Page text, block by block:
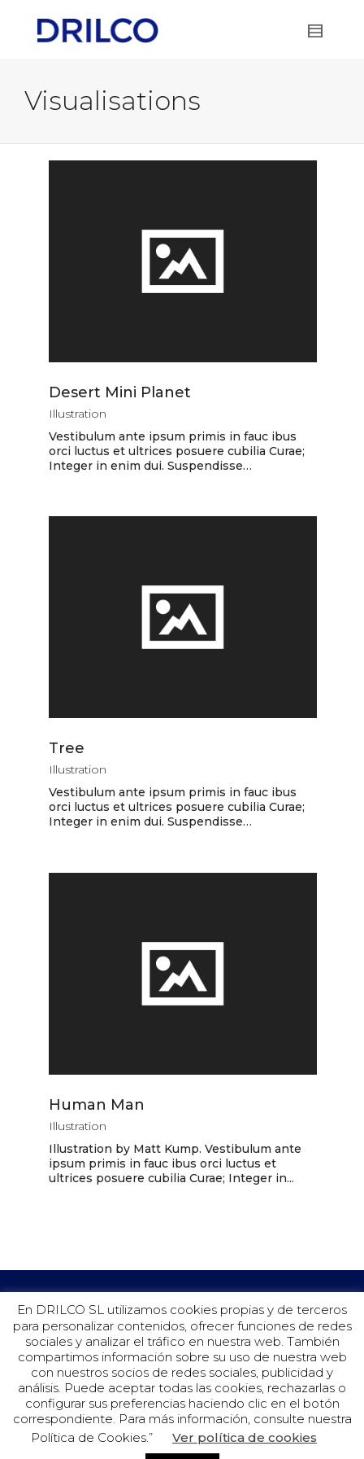
Visualisations
Desert Mini Planet
Illustration
Vestibulum ante ipsum primis in fauc ibus
orci luctus et ultrices posuere cubilia Curae;
Integer in enim dui. Suspendisse…
Tree
Illustration
Vestibulum ante ipsum primis in fauc ibus
orci luctus et ultrices posuere cubilia Curae;
Integer in enim dui. Suspendisse…
Human Man
Illustration
Illustration by Matt Kump. Vestibulum ante
ipsum primis in fauc ibus orci luctus et
ultrices posuere cubilia Curae; Integer in...
©Drilco 2019.
Política de Privacidad
En DRILCO SL utilizamos cookies propias y de terceros
para personalizar contenidos, ofrecer funciones de redes
sociales y analizar el tráfico en nuestra web. También
compartimos información sobre su uso de nuestra web
con nuestros socios de redes sociales, publicidad y
análisis. Puede aceptar todas las cookies, rechazarlas o
configurar sus preferencias haciendo clic en el botón
correspondiente. Para más información, consulte nuestra
Política de Cookies.”
Ver política de cookies